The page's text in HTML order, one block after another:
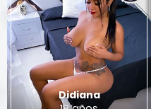
Didiana